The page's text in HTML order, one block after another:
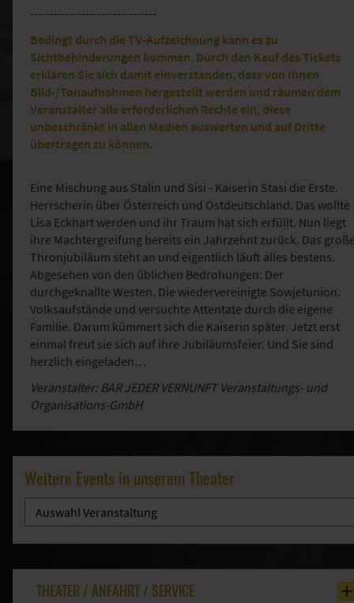
--------------------------------
Bedingt durch die TV-Aufzeichnung kann es zu
Sichtbehinderungen kommen. Durch den Kauf des Tickets
erklären Sie sich damit einverstanden, dass von Ihnen
Bild-/Tonaufnahmen hergestellt werden und räumen dem
Veranstalter alle erforderlichen Rechte ein, diese
unbeschränkt in allen Medien auswerten und auf Dritte
übertragen zu können.
Eine Mischung aus Stalin und Sisi - Kaiserin Stasi die Erste.
Herrscherin über Österreich und Ostdeutschland. Das wollte
Lisa Eckhart werden und ihr Traum hat sich erfüllt. Nun liegt
ihre Machtergreifung bereits ein Jahrzehnt zurück. Das
Thronjubiläum steht an und eigentlich läuft alles bestens.
Abgesehen von den üblichen Bedrohungen: Der
durchgeknallte Westen. Die wiedervereinigte Sowjetunion.
Volksaufstände und versuchte Attentate durch die eigene
Familie. Darum kümmert sich die Kaiserin später. Jetzt erst
einmal freut sie sich auf ihre Jubiläumsfeier. Und Sie sind
herzlich eingeladen…
Veranstalter: BAR JEDER VERNUNFT Veranstaltungs- und
Organisations-GmbH
Weitere Events in unserem Theater
THEATER / ANFAHRT / SERVICE